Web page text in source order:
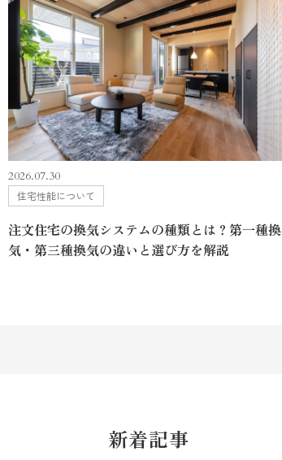
2026.07.30
住宅性能について
注文住宅の換気システムの種類とは？第一種換
気・第三種換気の違いと選び方を解説
新着記事